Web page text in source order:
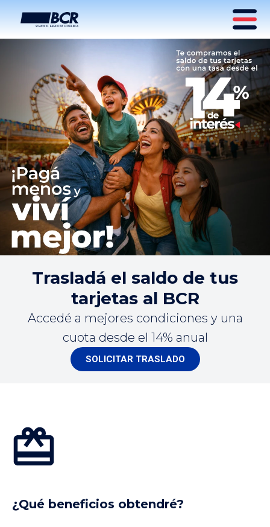
Trasladá el saldo de tus
tarjetas al BCR
Accedé a mejores condiciones y una
cuota desde el 14% anual
SOLICITAR TRASLADO
¿Qué beneficios obtendré?